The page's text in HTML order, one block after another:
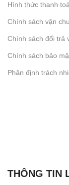
Hình thức thanh
Chính sách vận
Chính sách đổi trả
Chính sách bảo
Phân định trách
THÔNG TIN